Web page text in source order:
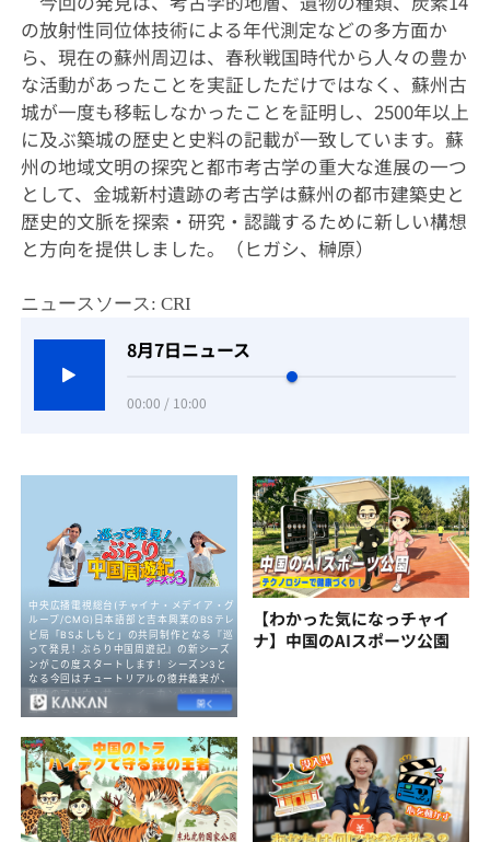
の放射性同位体技術による年代測定などの多方面か
ら、現在の蘇州周辺は、春秋戦国時代から人々の豊か
な活動があったことを実証しただけではなく、蘇州古
城が一度も移転しなかったことを証明し、2500年以上
に及ぶ築城の歴史と史料の記載が一致しています。蘇
州の地域文明の探究と都市考古学の重大な進展の一つ
として、金城新村遺跡の考古学は蘇州の都市建築史と
歴史的文脈を探索・研究・認識するために新しい構想
と方向を提供しました。（ヒガシ、榊原）
ニュースソース: CRI
8月7日ニュース
00:00 / 10:00
【わかった気になっチャイ
ナ】中国のAIスポーツ公園